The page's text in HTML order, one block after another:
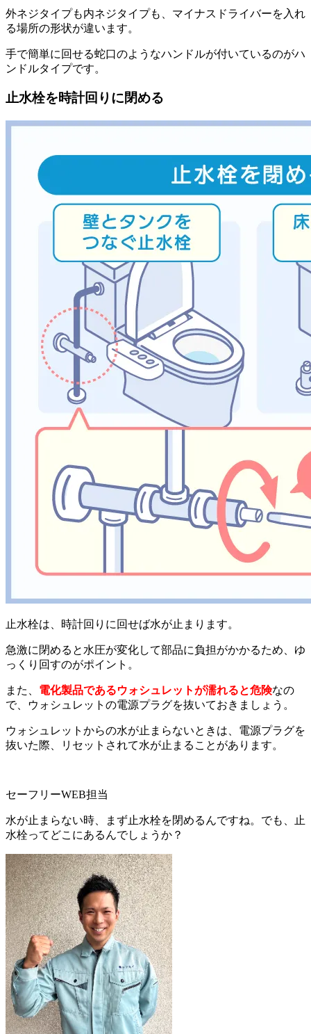
外ネジタイプも内ネジタイプも、マイナスドライバーを入れ
る場所の形状が違います。
手で簡単に回せる蛇口のようなハンドルが付いているのがハ
ンドルタイプです。
止水栓を時計回りに閉める
止水栓は、時計回りに回せば水が止まります。
急激に閉めると水圧が変化して部品に負担がかかるため、ゆ
っくり回すのがポイント。
また、 電化製品であるウォシュレットが濡れると危険なの
で、ウォシュレットの電源プラグを抜いておきましょう。
ウォシュレットからの水が止まらないときは、電源プラグを
抜いた際、リセットされて水が止まることがあります。
セーフリーWEB担当
水が止まらない時、まず止水栓を閉めるんですね。でも、止
水栓ってどこにあるんでしょうか？